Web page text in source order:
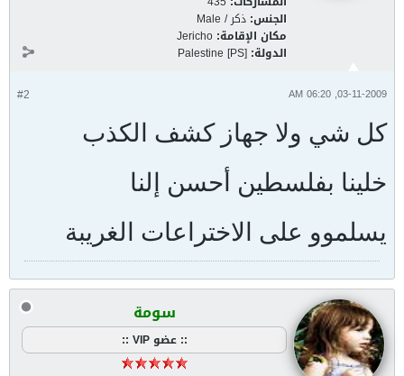
الجنس: ذكر / Male
مكان الإقامة: Jericho
الدولة: Palestine [PS]
#2 03-11-2009, 06:20 AM
كل شي ولا جهاز كشف الكذب
خلينا بفلسطين أحسن إلنا
يسلموو على الاختراعات الغريبة
سومة
:: عضو VIP ::